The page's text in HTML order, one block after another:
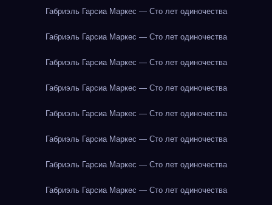
Габриэль Гарсиа Маркес — Сто лет одиночества
Габриэль Гарсиа Маркес — Сто лет одиночества
Габриэль Гарсиа Маркес — Сто лет одиночества
Габриэль Гарсиа Маркес — Сто лет одиночества
Габриэль Гарсиа Маркес — Сто лет одиночества
Габриэль Гарсиа Маркес — Сто лет одиночества
Габриэль Гарсиа Маркес — Сто лет одиночества
Габриэль Гарсиа Маркес — Сто лет одиночества